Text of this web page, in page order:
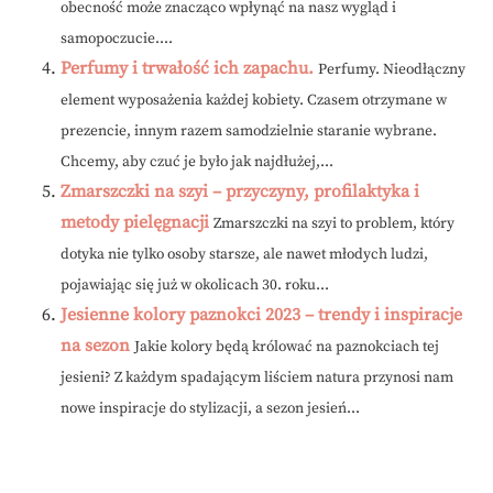
obecność może znacząco wpłynąć na nasz wygląd i
samopoczucie....
Perfumy i trwałość ich zapachu. Perfumy. Nieodłączny
element wyposażenia każdej kobiety. Czasem otrzymane w
prezencie, innym razem samodzielnie staranie wybrane.
Chcemy, aby czuć je było jak najdłużej,...
Zmarszczki na szyi – przyczyny, profilaktyka i
metody pielęgnacji Zmarszczki na szyi to problem, który
dotyka nie tylko osoby starsze, ale nawet młodych ludzi,
pojawiając się już w okolicach 30. roku...
Jesienne kolory paznokci 2023 – trendy i inspiracje
na sezon Jakie kolory będą królować na paznokciach tej
jesieni? Z każdym spadającym liściem natura przynosi nam
nowe inspiracje do stylizacji, a sezon jesień...